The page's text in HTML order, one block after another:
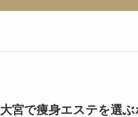
大宮で痩身エステを選